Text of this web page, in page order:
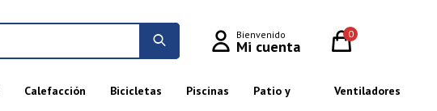
Calefacción Bicicletas Piscinas Patio y Ventiladores
0